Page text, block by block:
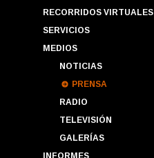
RECORRIDOS VIRTUALES
SERVICIOS
MEDIOS
NOTICIAS
PRENSA
RADIO
TELEVISIÓN
GALERÍAS
INFORMES